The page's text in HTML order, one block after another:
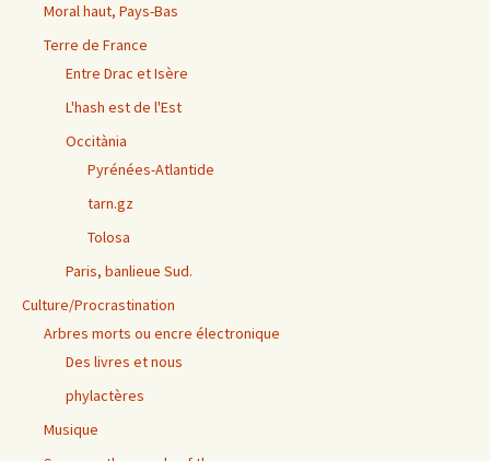
Moral haut, Pays-Bas
Terre de France
Entre Drac et Isère
L'hash est de l'Est
Occitània
Pyrénées-Atlantide
tarn.gz
Tolosa
Paris, banlieue Sud.
Culture/Procrastination
Arbres morts ou encre électronique
Des livres et nous
phylactères
Musique